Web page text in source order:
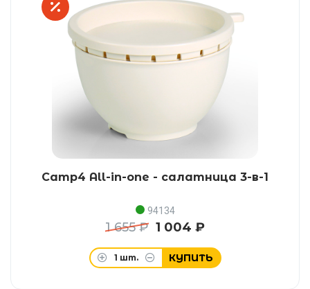
Camp4 All-in-one - салатница 3-в-1
94134
1 655 ₽ 1 004 ₽
1 шт. КУПИТЬ